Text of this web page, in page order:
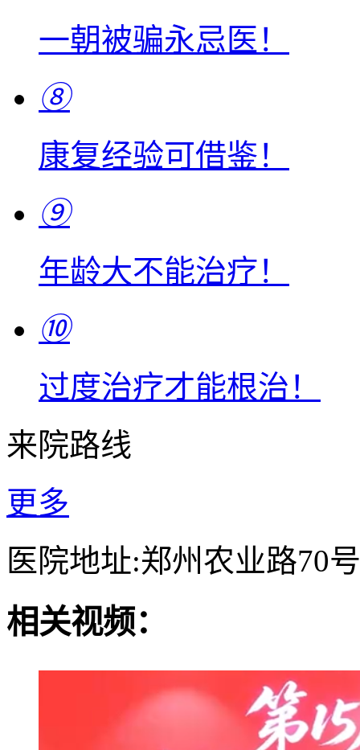
一朝被骗永忌医！
⑧
康复经验可借鉴！
⑨
年龄大不能治疗！
⑩
过度治疗才能根治！
来院路线
更多
医院地址:郑州农业路70
相关视频：